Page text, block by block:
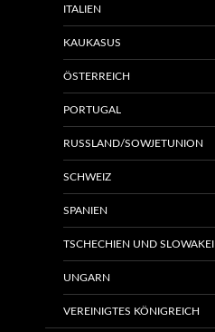
ITALIEN
KAUKASUS
ÖSTERREICH
PORTUGAL
RUSSLAND/SOWJETUNION
SCHWEIZ
SPANIEN
TSCHECHIEN UND SLOWAKEI
UNGARN
VEREINIGTES KÖNIGREICH